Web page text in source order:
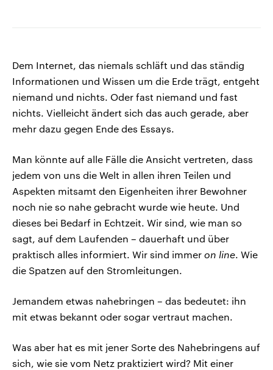
Dem Internet, das niemals schläft und das ständig
Informationen und Wissen um die Erde trägt, entgeht
niemand und nichts. Oder fast niemand und fast
nichts. Vielleicht ändert sich das auch gerade, aber
mehr dazu gegen Ende des Essays.
Man könnte auf alle Fälle die Ansicht vertreten, dass
jedem von uns die Welt in allen ihren Teilen und
Aspekten mitsamt den Eigenheiten ihrer Bewohner
noch nie so nahe gebracht wurde wie heute. Und
dieses bei Bedarf in Echtzeit. Wir sind, wie man so
sagt, auf dem Laufenden – dauerhaft und über
praktisch alles informiert. Wir sind immer on line. Wie
die Spatzen auf den Stromleitungen.
Jemandem etwas nahebringen – das bedeutet: ihn
mit etwas bekannt oder sogar vertraut machen.
Was aber hat es mit jener Sorte des Nahebringens auf
sich, wie sie vom Netz praktiziert wird? Mit einer